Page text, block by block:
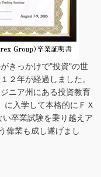
きっかけで"投資"の世
２年が経過しました。
ニア州にある投資教育
入学して本格的にＦＸ
卒業試験を乗り越えア
偉業も成し遂げまし